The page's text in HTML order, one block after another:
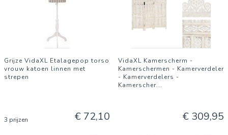
Grijze VidaXL Etalagepop torso
vrouw katoen linnen met
strepen
3 prijzen € 72,10
VidaXL Kamerscherm -
Kamerschermen - Kamerverdeler
- Kamerverdelers -
Kamerscher...
€ 309,95